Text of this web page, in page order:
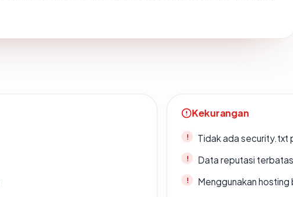
Kekurangan
Tidak ada security.txt
Data reputasi
Menggunakan